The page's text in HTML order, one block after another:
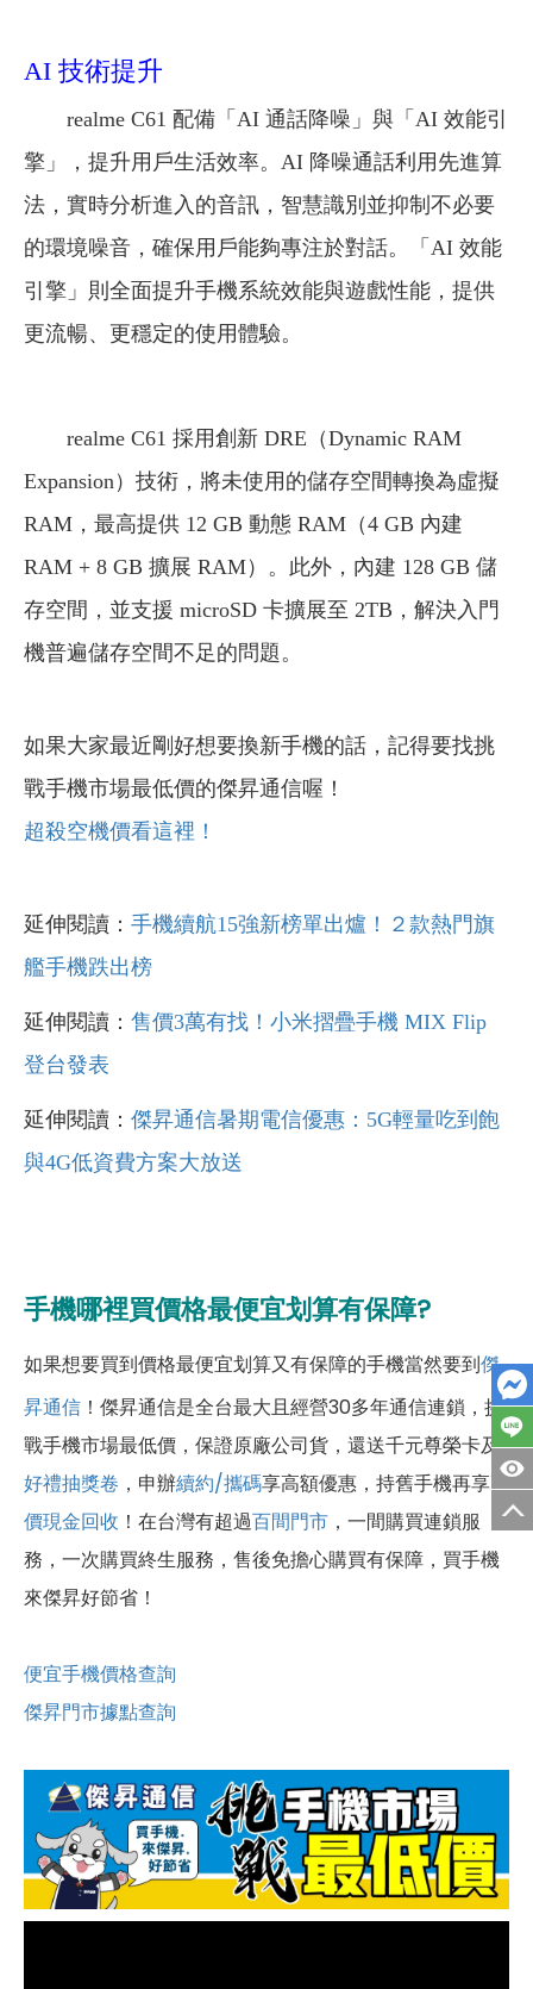
AI 技術提升
realme C61 配備「AI 通話降噪」與「AI 效能引
擎」，提升用戶生活效率。AI 降噪通話利用先進算
法，實時分析進入的音訊，智慧識別並抑制不必要
的環境噪音，確保用戶能夠專注於對話。「AI 效能
引擎」則全面提升手機系統效能與遊戲性能，提供
更流暢、更穩定的使用體驗。
realme C61 採用創新 DRE（Dynamic RAM
Expansion）技術，將未使用的儲存空間轉換為虛擬
RAM，最高提供 12 GB 動態 RAM（4 GB 內建
RAM + 8 GB 擴展 RAM）。此外，內建 128 GB 儲
存空間，並支援 microSD 卡擴展至 2TB，解決入門
機普遍儲存空間不足的問題。
如果大家最近剛好想要換新手機的話，記得要找挑
戰手機市場最低價的傑昇通信喔！
超殺空機價看這裡！
延伸閱讀： 手機續航15強新榜單出爐！２款熱門旗
艦手機跌出榜
延伸閱讀： 售價3萬有找！小米摺疊手機 MIX Flip
登台發表
延伸閱讀： 傑昇通信暑期電信優惠：5G輕量吃到飽
與4G低資費方案大放送
手機哪裡買價格最便宜划算有保障?
如果想要買到價格最便宜划算又有保障的手機當然要到傑
昇通信 ！傑昇通信是全台最大且經營30多年通信連鎖，挑
戰手機市場最低價，保證原廠公司貨，還送千元尊榮卡及
好禮抽獎卷 ，申辦續約/攜碼享高額優惠，持舊手機再享高
價現金回收 ！ 在台灣有超過百間門市 ，一間購買連鎖服
務，一次購買終生服務，售後免擔心購買有保障，買手機
來傑昇好節省！
便宜手機價格查詢
傑昇門市據點查詢